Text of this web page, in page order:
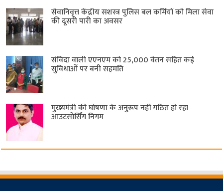
सेवानिवृत्त केंद्रीय सशस्त्र पुलिस बल ​कर्मियों को मिला सेवा
की दूसरी पारी का अवसर
संविदा वाली एएनएम को 25,000 वेतन सहित कई
सुविधाओं पर बनी सहमति
मुख्यमंत्री की घोषणा के अनुरूप नहीं गठित हो रहा
आउटसोर्सिंग निगम